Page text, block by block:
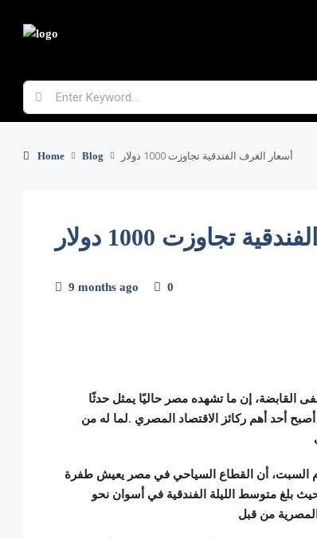
Home Blog أسعار الغرف الفندقية تجاوزت 1000 دولار
تجاوزت 1000 دولار
9 months ago 0
إن ما تشهده مصر حاليًا يمثل حدثًا
أحد أهم ركائز الاقتصاد المصري .لما له من
السبت، أن القطاع السياحي في مصر يعيش طفرة
بلغ متوسط الليلة الفندقية في أسوان نحو